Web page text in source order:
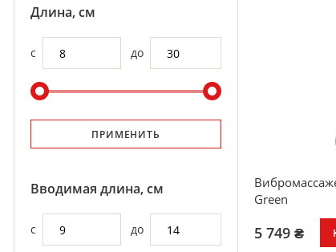
Green
5 749 ₴
Длина, см
с до
ПРИМЕНИТЬ
Вводимая длина, см
с до